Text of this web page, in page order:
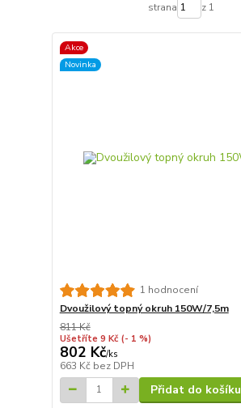
strana z 1
Akce
Novinka
1 hodnocení
Dvoužilový topný okruh 150W/7,5m
811 Kč
Ušetříte 9 Kč (- 1 %)
802 Kč/ks
663 Kč bez DPH
Přidat do košíku